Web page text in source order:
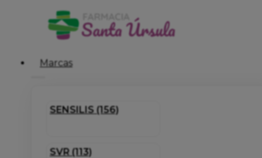
Marcas
SENSILIS (156)
SVR (113)